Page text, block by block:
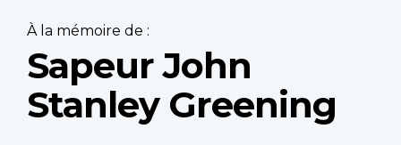
À la mémoire de :
Sapeur John
Stanley Greening